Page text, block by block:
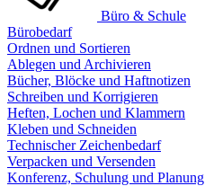
Büro & Schule
Bürobedarf
Ordnen und Sortieren
Ablegen und Archivieren
Bücher, Blöcke und Haftnotizen
Schreiben und Korrigieren
Heften, Lochen und Klammern
Kleben und Schneiden
Technischer Zeichenbedarf
Verpacken und Versenden
Konferenz, Schulung und Planung